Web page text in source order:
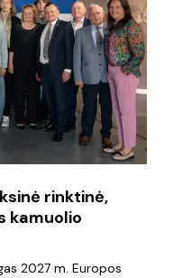
rinktinė,
kamuolio
2027 m. Europos